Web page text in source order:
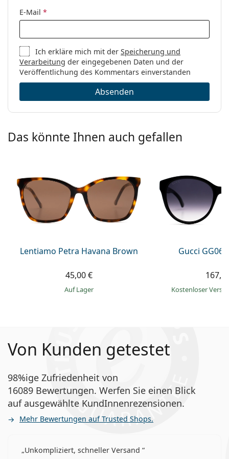
E-Mail *
Ich erkläre mich mit derSpeicherung und
Verarbeitung der eingegebenen Daten und der
Veröffentlichung des Kommentars einverstanden
Absenden
Das könnte Ihnen auch gefallen
Lentiamo Petra Havana Brown
45,00 €
auf Lager
Gucci
Kostenloser
Von Kunden getestet
98%ige Zufriedenheit von
16089 Bewertungen. Werfen Sie einen Blick
auf ausgewählte KundInnenrezensionen.
Mehr Bewertungen auf Trusted Shops.
Unkompliziert, schneller Versand